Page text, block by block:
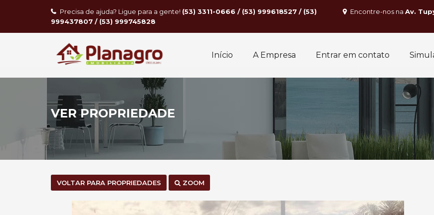
Precisa de ajuda? Ligue para a gente! (53) 3311-0666 / (53) 999618527 / (53)
999437807 / (53) 999745828
Encontre-nos na Av.
Início A Empresa Entrar em contato
VER PROPRIEDADE
VOLTAR PARA PROPRIEDADES ZOOM